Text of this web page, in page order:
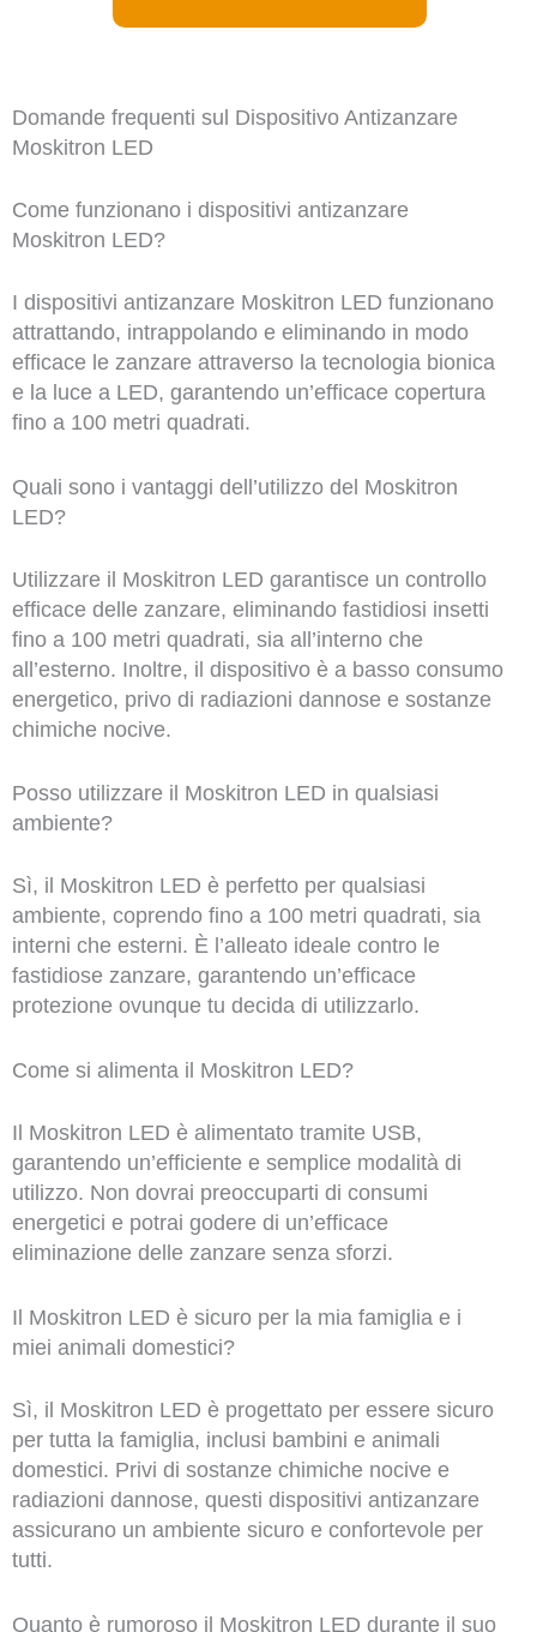
Domande frequenti sul Dispositivo Antizanzare
Moskitron LED
Come funzionano i dispositivi antizanzare
Moskitron LED?
I dispositivi antizanzare Moskitron LED funzionano
attrattando, intrappolando e eliminando in modo
efficace le zanzare attraverso la tecnologia bionica
e la luce a LED, garantendo un’efficace copertura
fino a 100 metri quadrati.
Quali sono i vantaggi dell’utilizzo del Moskitron
LED?
Utilizzare il Moskitron LED garantisce un controllo
efficace delle zanzare, eliminando fastidiosi insetti
fino a 100 metri quadrati, sia all’interno che
all’esterno. Inoltre, il dispositivo è a basso consumo
energetico, privo di radiazioni dannose e sostanze
chimiche nocive.
Posso utilizzare il Moskitron LED in qualsiasi
ambiente?
Sì, il Moskitron LED è perfetto per qualsiasi
ambiente, coprendo fino a 100 metri quadrati, sia
interni che esterni. È l’alleato ideale contro le
fastidiose zanzare, garantendo un’efficace
protezione ovunque tu decida di utilizzarlo.
Come si alimenta il Moskitron LED?
Il Moskitron LED è alimentato tramite USB,
garantendo un’efficiente e semplice modalità di
utilizzo. Non dovrai preoccuparti di consumi
energetici e potrai godere di un’efficace
eliminazione delle zanzare senza sforzi.
Il Moskitron LED è sicuro per la mia famiglia e i
miei animali domestici?
Sì, il Moskitron LED è progettato per essere sicuro
per tutta la famiglia, inclusi bambini e animali
domestici. Privi di sostanze chimiche nocive e
radiazioni dannose, questi dispositivi antizanzare
assicurano un ambiente sicuro e confortevole per
tutti.
Quanto è rumoroso il Moskitron LED durante il suo